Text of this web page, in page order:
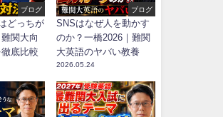
ブログ
どっちが
関大向
底比較
ブログ
SNSはなぜ人を動かす
のか？一橋2026｜難関
大英語のヤバい教養
2026.05.24